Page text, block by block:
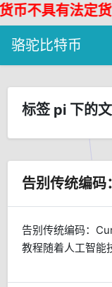
具有法定货币
骆驼比特币
标签 pi 下的
告别传统编码：
教程随着人工智能